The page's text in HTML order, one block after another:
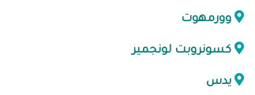
وورمهوت
كسونروبت لونجمير
يدس